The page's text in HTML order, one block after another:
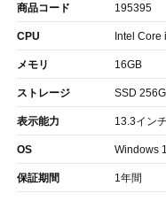
商品コード 195395
CPU Intel Core
メモリ 16GB
ストレージ SSD
表示能力 13.3イン
OS Windows
保証期間 1年間